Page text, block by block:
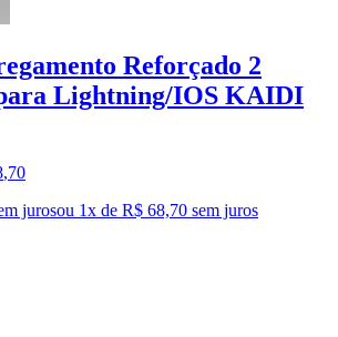
Reforçado 2
Lightning/IOS KAIDI
,70
jurosou 1x de R$ 68,70 sem juros